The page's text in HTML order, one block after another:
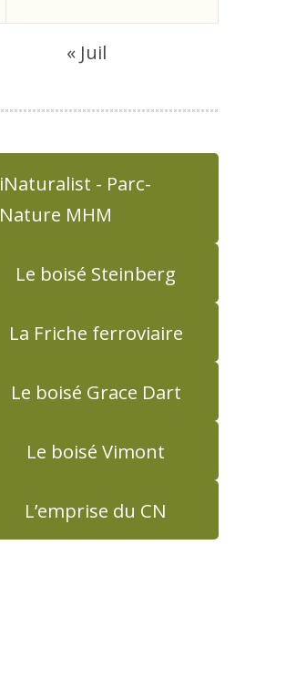
« Juil
iNaturalist - Parc-
Nature MHM
Le boisé Steinberg
La Friche ferroviaire
Le boisé Grace Dart
Le boisé Vimont
L’emprise du CN